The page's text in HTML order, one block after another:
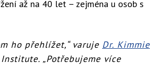
až na 40 let – zejména u osob s
ho přehlížet,“varuje Dr. Kimmie
Institute. „Potřebujeme více